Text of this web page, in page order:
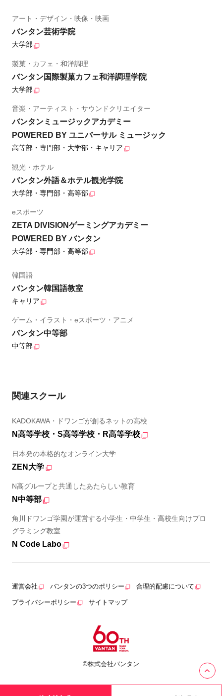
アート・デザイン・映像・映画
バンタン芸術学院
大学部
製菓・カフェ・和洋調理
バンタン国際製菓カフェ和洋調理学院
大学部
音楽・アーティスト・サウンドクリエイター
バンタンミュージックアカデミー
POWERED BY ユニバーサル ミュージック
高等部・専門部・大学部・キャリア
観光・ホテル
バンタン外語＆ホテル観光学院
大学部・専門部・高等部
eスポーツ
ZETA DIVISIONゲーミングアカデミー
POWERED BY バンタン
大学部・専門部・高等部
韓国語
バンタン韓国語教室
キャリア
ゲーム・イラスト・eスポーツ・アニメ
バンタン中等部
中等部
関連スクール
KADOKAWA・ドワンゴが創るネットの高校
N高等学校・S高等学校・R高等学校
日本発の本格的なオンライン大学
ZEN大学
N高グループと共通したあたらしい教育
N中等部
角川ドワンゴ学園が運営する小学生・中学生・高校生向けプロ
グラミング教室
N Code Labo
運営会社 バンタンの3つのポリシー 合理的配慮について
プライバシーポリシー サイトマップ
©株式会社バンタン